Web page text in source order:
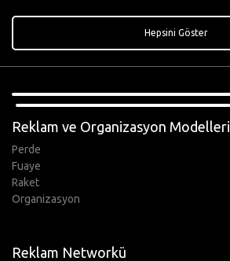
Hepsini Göster
Reklam ve Organizasyon Modelleri
Perde
Fuaye
Raket
Organizasyon
Reklam Networkü